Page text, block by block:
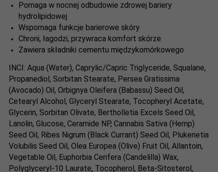
Pomaga w nocnej odbudowie zdrowej bariery
hydrolipidowej
Wspomaga funkcje barierowe skóry
Chroni, łagodzi, przywraca komfort skórze
Zawiera składniki cementu międzykomórkowego
INCI: Aqua (Water), Caprylic/Capric Triglyceride, Squalane,
Propanediol, Sorbitan Stearate, Persea Gratissima
(Avocado) Oil, Orbignya Oleifera (Babassu) Seed Oil,
Cetearyl Alcohol, Glyceryl Stearate, Tocopheryl Acetate,
Glycerin, Sorbitan Olivate, Bertholletia Excels Seed Oil,
Lanolin, Glucose, Ceramide NP, Cannabis Sativa (Hemp)
Seed Oil, Ribes Nigrum (Black Currant) Seed Oil, Plukenetia
Volubilis Seed Oil, Olea Europea (Olive) Fruit Oil, Allantoin,
Vegetable Oil, Euphorbia Cerifera (Candelilla) Wax,
Polyglyceryl-10 Laurate, Tocopherol, Beta-Sitosterol,